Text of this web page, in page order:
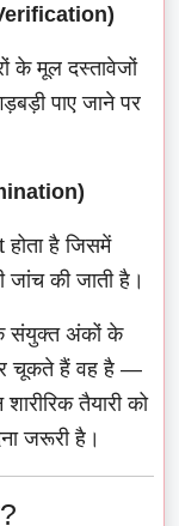
के मूल दस्तावेजों
पाए जाने पर
होता है जिसमें
जांच की जाती है।
संयुक्त अंकों के
चूकते हैं वह है —
तैयारी को
जरूरी है।